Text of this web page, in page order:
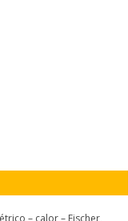
– calor – Fischer,